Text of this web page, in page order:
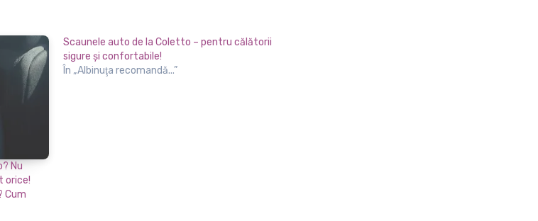
Nu
orice!
Cum
Scaunele auto de la Coletto – pentru călătorii
sigure şi confortabile!
În „Albinuţa recomandă...”